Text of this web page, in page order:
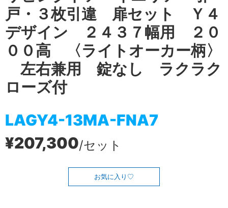
戸・３枚引違 扉セット Ｙ４
デザイン ２４３７幅用 ２０
００高 〈ライトオーカー柄〉
左右兼用 錠なし ラクラク
ローズ付
LAGY4-13MA-FNA7
¥207,300/セット
お気に入り